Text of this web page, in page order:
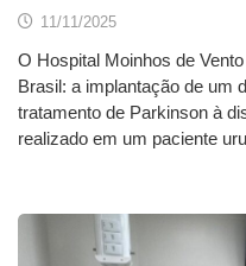
11/11/2025
O Hospital Moinhos de
Brasil: a implantação de um
tratamento de Parkinson à
realizado em um paciente